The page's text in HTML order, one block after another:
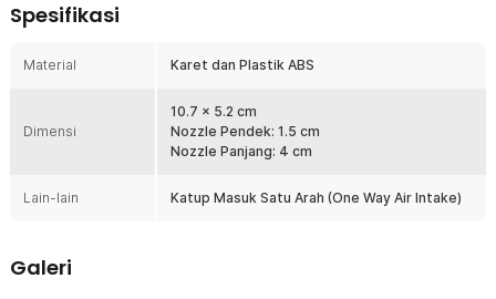
dihembuskan dijamin murni, sehingga tidak ada risiko partikel kotor
Volume Udara Maksimal
hembusan udara yang kuat dan terfokus. Cukup satu kali tekan
untuk meniup debu membandel, menjadikan proses cleaning
kamera Anda jauh lebih cepat dan efisien.
Anda mendapatkan fleksibilitas penuh dengan dua pilihan nozzle.
kamera, lorong lensa, atau celah sempit tanpa takut menyentuh
Spesifikasi
Material Karet dan Plastik ABS
Dimensi
10.7 x 5.2 cm
Nozzle Pendek: 1.5 cm
Nozzle Panjang: 4 cm
Lain-lain Katup Masuk Satu Arah (One Way Air Intake)
Galeri